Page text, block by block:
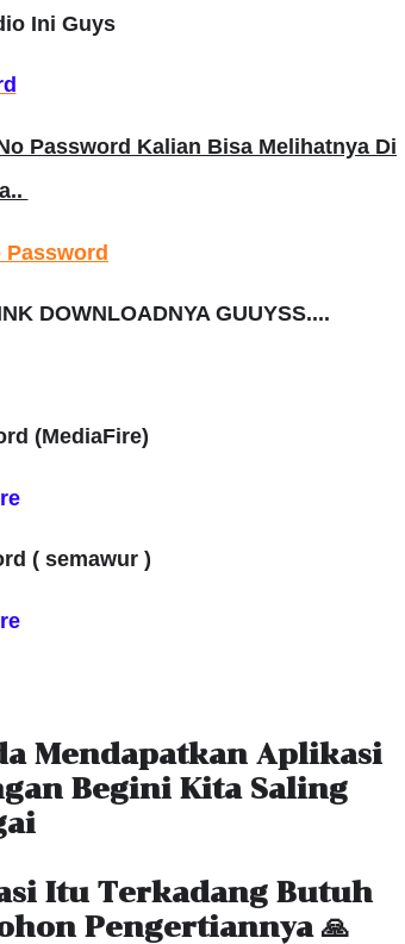
Ini Guys
Password Kalian Bisa Melihatnya Di
Password
DOWNLOADNYA GUUYSS....
(MediaFire)
( semawur )
Mendapatkan Aplikasi
Begini Kita Saling
Itu Terkadang Butuh
Pengertiannya 🙏